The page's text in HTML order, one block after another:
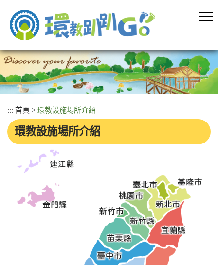
容
塊
::: 首頁 > 環教設施場所介紹
環教設施場所介紹